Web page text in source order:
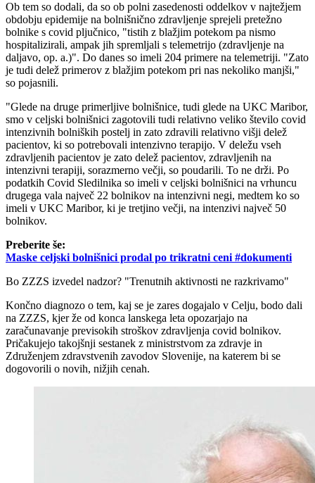
Ob tem so dodali, da so ob polni zasedenosti oddelkov v najtežjem
obdobju epidemije na bolnišnično zdravljenje sprejeli pretežno
bolnike s covid pljučnico, "tistih z blažjim potekom pa nismo
hospitalizirali, ampak jih spremljali s telemetrijo (zdravljenje na
daljavo, op. a.)". Do danes so imeli 204 primere na telemetriji. "Zato
je tudi delež primerov z blažjim potekom pri nas nekoliko manjši,"
so pojasnili.
"Glede na druge primerljive bolnišnice, tudi glede na UKC Maribor,
smo v celjski bolnišnici zagotovili tudi relativno veliko število covid
intenzivnih bolniških postelj in zato zdravili relativno višji delež
pacientov, ki so potrebovali intenzivno terapijo. V deležu vseh
zdravljenih pacientov je zato delež pacientov, zdravljenih na
intenzivni terapiji, sorazmerno večji, so poudarili. To ne drži. Po
podatkih Covid Sledilnika so imeli v celjski bolnišnici na vrhuncu
drugega vala največ 22 bolnikov na intenzivni negi, medtem ko so
imeli v UKC Maribor, ki je tretjino večji, na intenzivi največ 50
bolnikov.
Preberite še:
Maske celjski bolnišnici prodal po trikratni ceni #dokumenti
Bo ZZZS izvedel nadzor? "Trenutnih aktivnosti ne razkrivamo"
Končno diagnozo o tem, kaj se je zares dogajalo v Celju, bodo dali
na ZZZS, kjer že od konca lanskega leta opozarjajo na
zaračunavanje previsokih stroškov zdravljenja covid bolnikov.
Pričakujejo takojšnji sestanek z ministrstvom za zdravje in
Združenjem zdravstvenih zavodov Slovenije, na katerem bi se
dogovorili o novih, nižjih cenah.